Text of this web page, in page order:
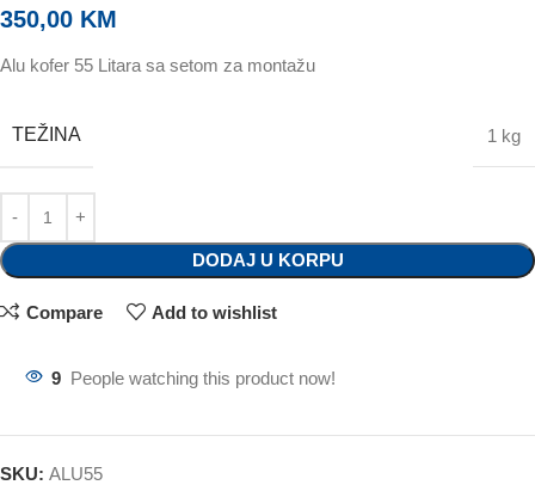
350,00 KM
Alu kofer 55 Litara sa setom za montažu
TEŽINA 1 kg
DODAJ U KORPU
Compare Add to wishlist
9 People watching this product now!
SKU: ALU55